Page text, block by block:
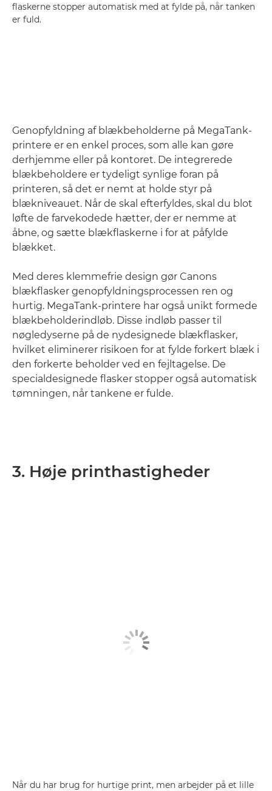
flaskerne stopper automatisk med at fylde på, når tanken
er fuld.
Genopfyldning af blækbeholderne på MegaTank-
printere er en enkel proces, som alle kan gøre
derhjemme eller på kontoret. De integrerede
blækbeholdere er tydeligt synlige foran på
printeren, så det er nemt at holde styr på
blækniveauet. Når de skal efterfyldes, skal du blot
løfte de farvekodede hætter, der er nemme at
åbne, og sætte blækflaskerne i for at påfylde
blækket.
Med deres klemmefrie design gør Canons
blækflasker genopfyldningsprocessen ren og
hurtig. MegaTank-printere har også unikt formede
blækbeholderindløb. Disse indløb passer til
nøgledyserne på de nydesignede blækflasker,
hvilket eliminerer risikoen for at fylde forkert blæk i
den forkerte beholder ved en fejltagelse. De
specialdesignede flasker stopper også automatisk
tømningen, når tankene er fulde.
3. Høje printhastigheder
Når du har brug for hurtige print, men arbejder på et lille